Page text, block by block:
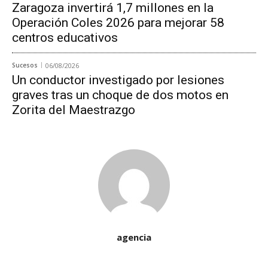
Zaragoza invertirá 1,7 millones en la
Operación Coles 2026 para mejorar 58
centros educativos
Sucesos 06/08/2026
Un conductor investigado por lesiones
graves tras un choque de dos motos en
Zorita del Maestrazgo
agencia